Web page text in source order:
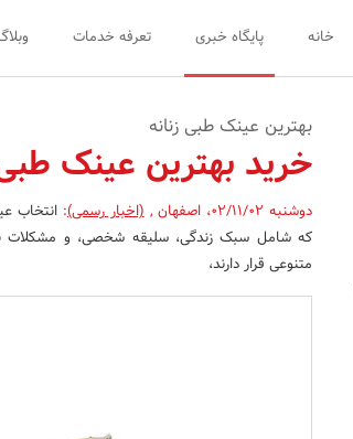
خانه پایگاه خبری تعرفه خدمات
بهترین عینک طبی زنانه
خرید بهترین عینک
دوشنبه 02/11/02 ، اصفهان ,(اخبار رسمی): انتخاب
که شامل سبک زندگی، سلیقه شخصی، و مشکلات
متنوعی قرار دارند،